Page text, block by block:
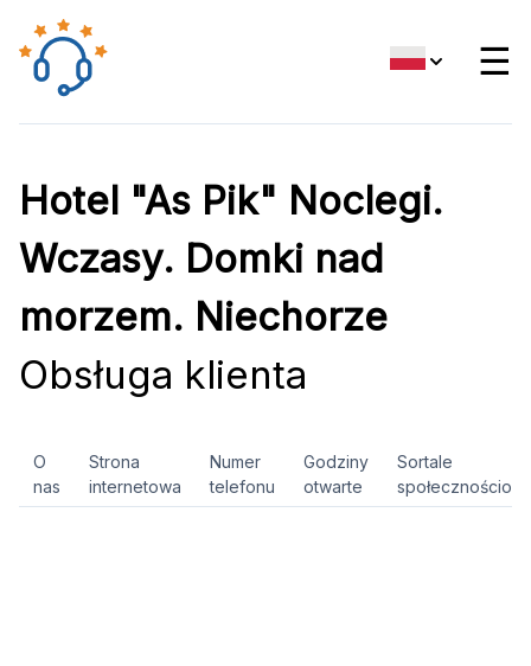
☰
Hotel "As Pik" Noclegi.
Wczasy. Domki nad
morzem. Niechorze
Obsługa klienta
O
nas
Strona
internetowa
Numer
telefonu
Godziny
otwarte
Sortale